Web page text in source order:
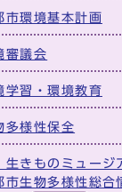
市環境基本計画
審議会
学習・環境教育
多様性保全
生きものミュージ
市生物多様性総合